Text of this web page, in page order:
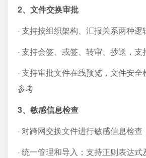
2、文件交换审批
· 支持按组织架构、汇报关系两种
· 支持会签、或签、转审、抄送，支
· 支持审批文件在线预览，文件安
参考
3、敏感信息检查
· 对跨网交换文件进行敏感信息检
· 统一管理和导入；支持正则表达